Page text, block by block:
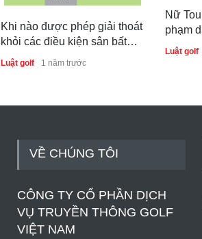
Khi nào được phép giải thoát
khỏi các điều kiện sân bất
thường trong golf?
Luật golf 1 năm trước
Nữ
phạm
thi đấu
Luật golf
VỀ CHÚNG TÔI
CÔNG TY CỔ PHẦN DỊCH
VỤ TRUYỀN THÔNG GOLF
VIỆT NAM